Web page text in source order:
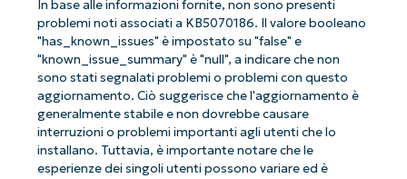
In base alle informazioni fornite, non sono presenti
problemi noti associati a KB5070186. Il valore booleano
"has_known_issues" è impostato su "false" e
"known_issue_summary" è "null", a indicare che non
sono stati segnalati problemi o problemi con questo
aggiornamento. Ciò suggerisce che l'aggiornamento è
generalmente stabile e non dovrebbe causare
interruzioni o problemi importanti agli utenti che lo
installano. Tuttavia, è importante notare che le
esperienze dei singoli utenti possono variare ed è